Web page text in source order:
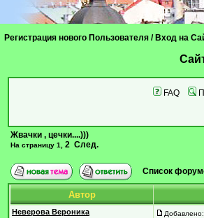
Регистрация нового Пользователя / Вход на
FAQ
Жвачки , цечки....)))
На страницу 1 2 След.
Список
Автор
Неверова Вероника